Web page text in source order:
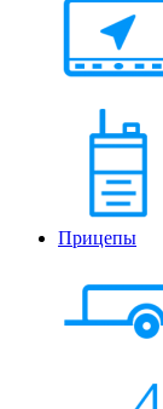
Прицепы